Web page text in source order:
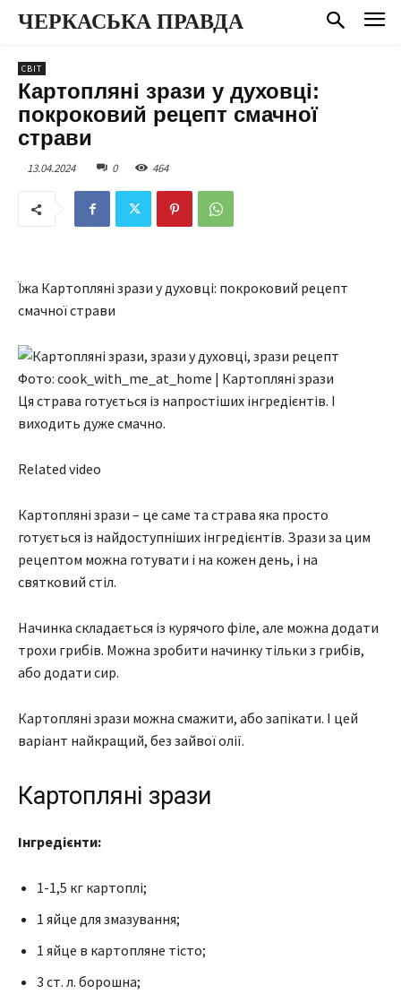
ЧЕРКАСЬКА ПРАВДА
СВІТ
Картопляні зрази у духовці:
покроковий рецепт смачної
страви
13.04.2024 0 464
Їжа Картопляні зрази у духовці: покроковий рецепт
смачної страви
Фото: cook_with_me_at_home | Картопляні зрази
Ця страва готується із напростіших інгредієнтів. І
виходить дуже смачно.
Related video
Картопляні зрази – це саме та страва яка просто
готується із найдоступніших інгредієнтів. Зрази за цим
рецептом можна готувати і на кожен день, і на
святковий стіл.
Начинка складається із курячого філе, але можна додати
трохи грибів. Можна зробити начинку тільки з грибів,
або додати сир.
Картопляні зрази можна смажити, або запікати. І цей
варіант найкращий, без зайвої олії.
Картопляні зрази
Інгредієнти:
1-1,5 кг картоплі;
1 яйце для змазування;
1 яйце в картопляне тісто;
3 ст. л. борошна;